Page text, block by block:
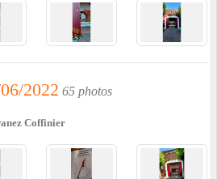
2022 65 photos
Coffinier